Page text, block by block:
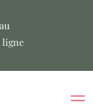
ligne